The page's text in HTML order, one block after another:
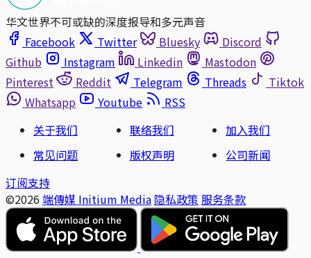
华文世界不可或缺的深度报导和多元声音
Facebook
Twitter Bluesky
Discord
Github
Instagram Linkedin
Mastodon
Pinterest
Reddit Telegram Threads
Tiktok
Whatsapp
Youtube
RSS
关于我们
联络我们
加入我们
常见问题
版权声明
公司新闻
订阅支持
©2026 端傳媒 Initium Media 隐私政策 服务条款